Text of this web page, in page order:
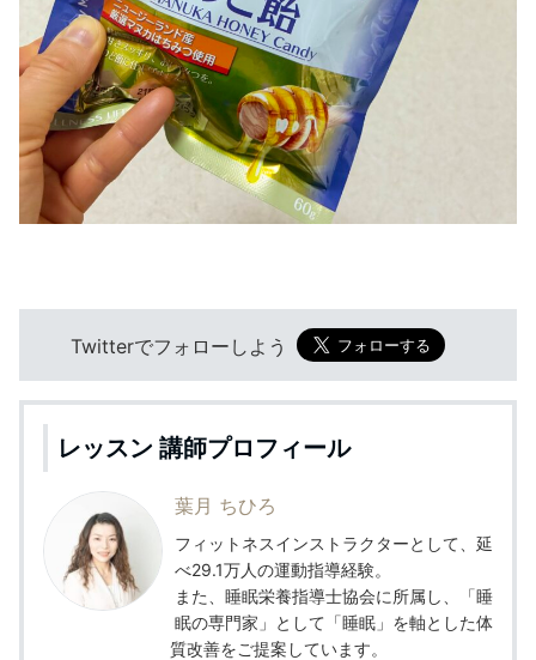
Twitterでフォローしよう
レッスン 講師プロフィール
葉月 ちひろ
フィットネスインストラクターとして、延
べ29.1万人の運動指導経験。
また、睡眠栄養指導士協会に所属し、「睡
眠の専門家」として「睡眠」を軸とした体
質改善をご提案しています。